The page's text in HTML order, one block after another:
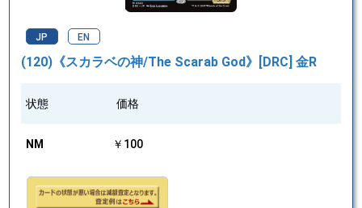
JP EN
(120)《スカラベの神/The Scarab God》[DRC] 金R
状態 価格
NM ￥100